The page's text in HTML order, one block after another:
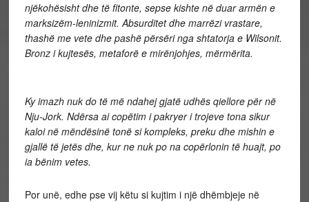
njëkohësisht dhe të fitonte, sepse kishte në duar armën e
marksizëm-leninizmit. Absurditet dhe marrëzi vrastare,
thashë me vete dhe pashë përsëri nga shtatorja e Wilsonit.
Bronz i kujtesës, metaforë e mirënjohjes, mërmërita.
Ky imazh nuk do të më ndahej gjatë udhës qiellore për në
Nju-Jork. Ndërsa ai copëtim i pakryer i trojeve tona sikur
kaloi në mëndësinë tonë si kompleks, preku dhe mishin e
gjallë të jetës dhe, kur ne nuk po na copërlonin të huajt, po
ia bënim vetes.
Por unë, edhe pse vij këtu si kujtim i një dhëmbjeje në